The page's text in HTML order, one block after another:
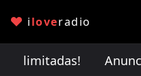
iloveradio
limitadas!